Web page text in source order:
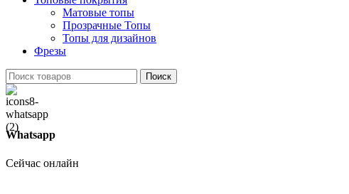
Матовые топы
Прозрачные Топы
Топы для дизайнов
Фрезы
Поиск
Whatsapp
Сейчас онлайн